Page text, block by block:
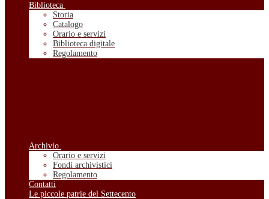
Biblioteca
Storia
Catalogo
Orario e servizi
Biblioteca digitale
Regolamento
Archivio
Orario e servizi
Fondi archivistici
Regolamento
Contatti
Le piccole patrie del Settecento